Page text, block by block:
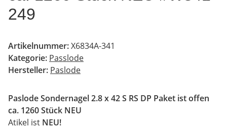
249
Artikelnummer:X6834A-341
Kategorie: Passlode
Hersteller: Paslode
Paslode Sondernagel 2.8 x 42 S RS DP Paket ist offen
ca. 1260 Stück NEU
Atikel ist NEU!